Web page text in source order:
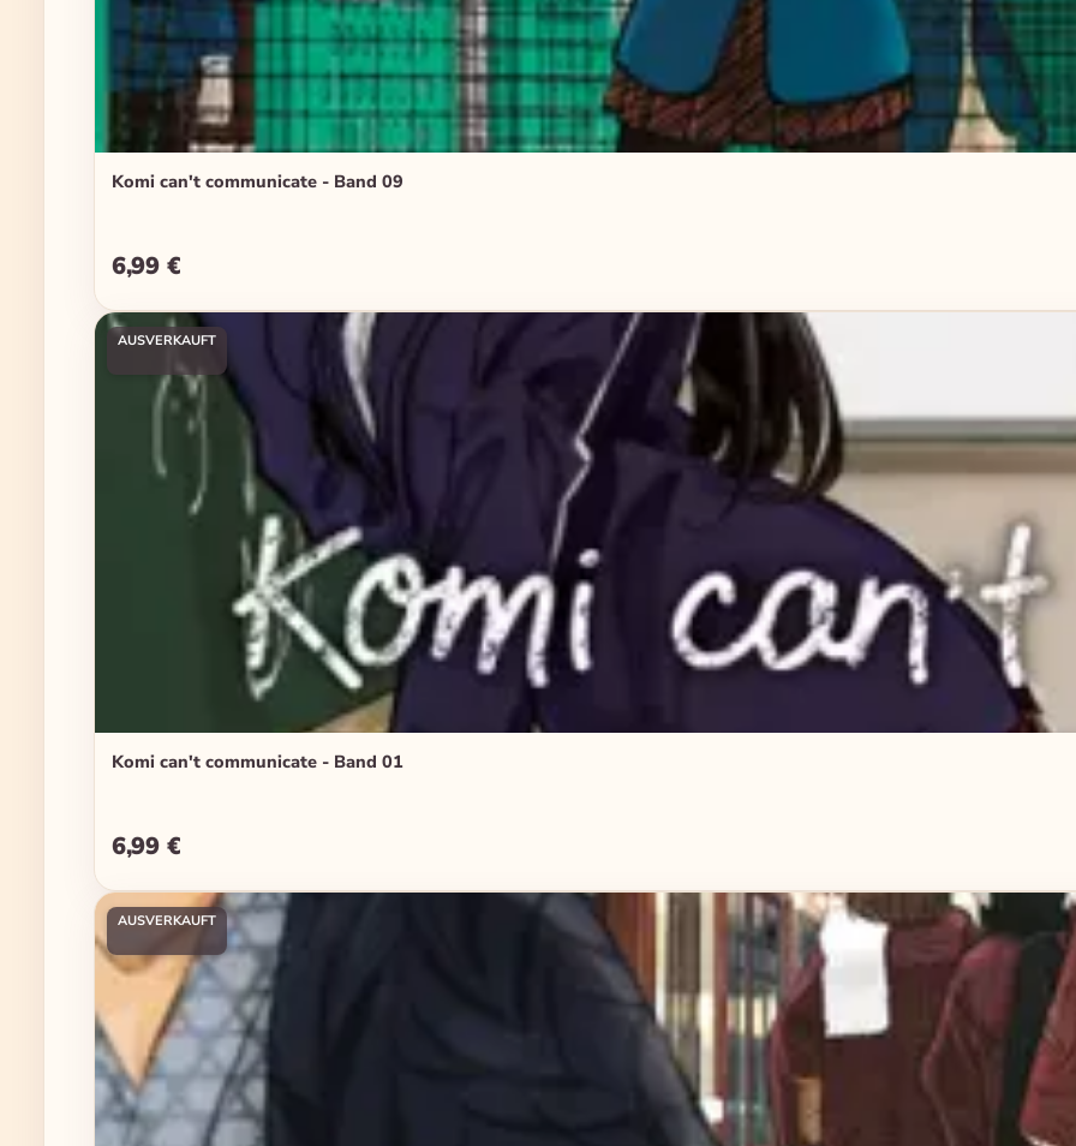
Komi can't communicate - Band 09
Regulärer Preis:
6,99 €
AUSVERKAUFT
Komi can't communicate - Band 01
Regulärer Preis:
6,99 €
AUSVERKAUFT